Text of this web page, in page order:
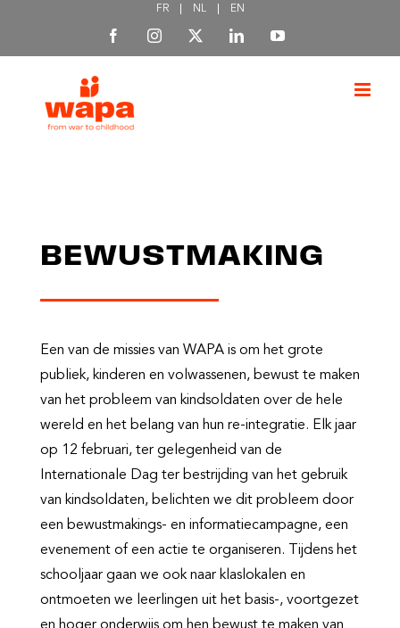
FR NL EN
FacebookInstagram LinkedInYouTube
BEWUSTMAKING
Een van de missies van WAPA is om het grote
publiek, kinderen en volwassenen, bewust te maken
van het probleem van kindsoldaten over de hele
wereld en het belang van hun re-integratie. Elk jaar
op 12 februari, ter gelegenheid van de
Internationale Dag ter bestrijding van het gebruik
van kindsoldaten, belichten we dit probleem door
een bewustmakings- en informatiecampagne, een
evenement of een actie te organiseren. Tijdens het
schooljaar gaan we ook naar klaslokalen en
ontmoeten we leerlingen uit het basis-, voortgezet